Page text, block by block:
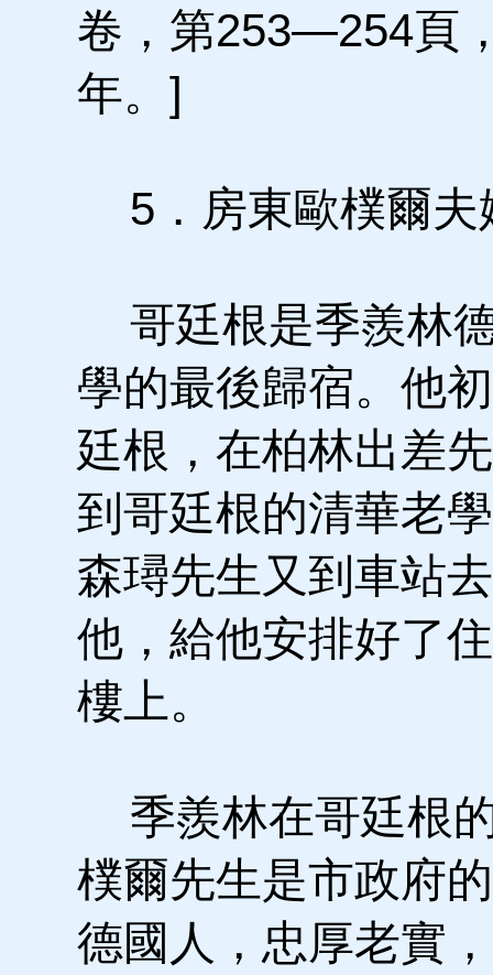
卷，第253—254頁
年。]
5．房東歐樸爾夫
哥廷根是季羨林
學的最後歸宿。他
廷根，在柏林出差
到哥廷根的清華老
森璕先生又到車站
他，給他安排好了
樓上。
季羨林在哥廷根
樸爾先生是市政府
德國人，忠厚老實